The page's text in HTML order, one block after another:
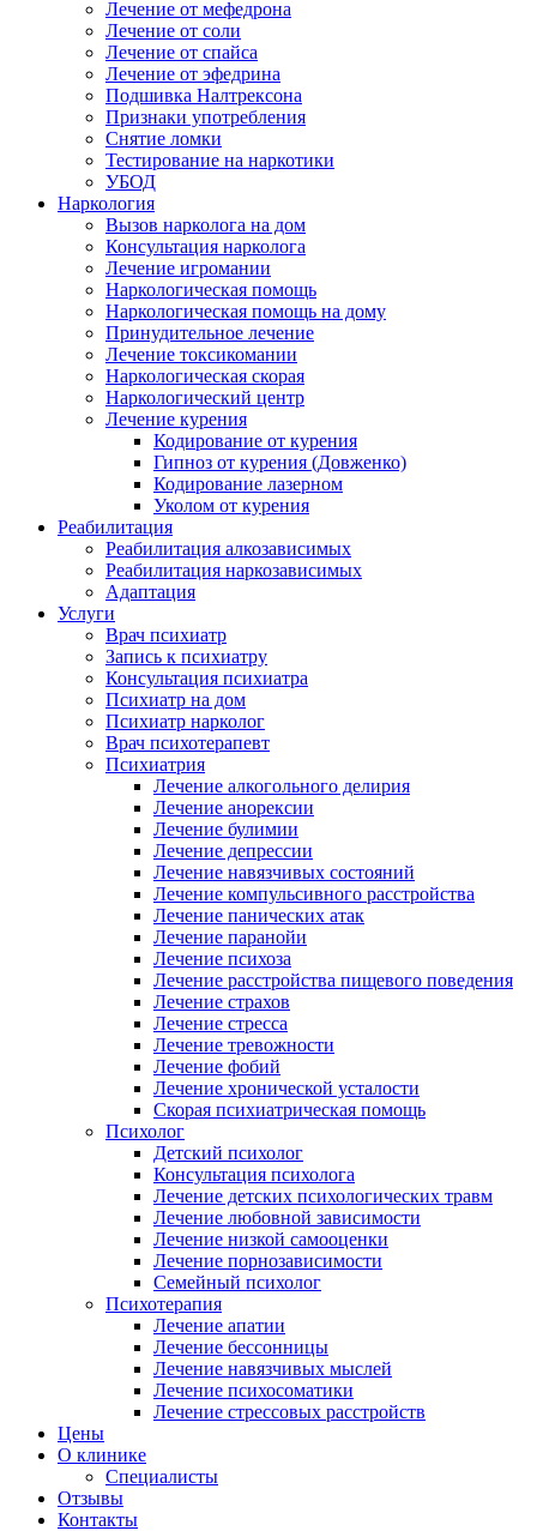
Лечение от мефедрона
Лечение от соли
Лечение от спайса
Лечение от эфедрина
Подшивка Налтрексона
Признаки употребления
Снятие ломки
Тестирование на наркотики
УБОД
Наркология
Вызов нарколога на дом
Консультация нарколога
Лечение игромании
Наркологическая помощь
Наркологическая помощь на дому
Принудительное лечение
Лечение токсикомании
Наркологическая скорая
Наркологический центр
Лечение курения
Кодирование от курения
Гипноз от курения (Довженко)
Кодирование лазерном
Уколом от курения
Реабилитация
Реабилитация алкозависимых
Реабилитация наркозависимых
Адаптация
Услуги
Врач психиатр
Запись к психиатру
Консультация психиатра
Психиатр на дом
Психиатр нарколог
Врач психотерапевт
Психиатрия
Лечение алкогольного делирия
Лечение анорексии
Лечение булимии
Лечение депрессии
Лечение навязчивых состояний
Лечение компульсивного расстройства
Лечение панических атак
Лечение паранойи
Лечение психоза
Лечение расстройства пищевого поведения
Лечение страхов
Лечение стресса
Лечение тревожности
Лечение фобий
Лечение хронической усталости
Скорая психиатрическая помощь
Психолог
Детский психолог
Консультация психолога
Лечение детских психологических травм
Лечение любовной зависимости
Лечение низкой самооценки
Лечение порнозависимости
Семейный психолог
Психотерапия
Лечение апатии
Лечение бессонницы
Лечение навязчивых мыслей
Лечение психосоматики
Лечение стрессовых расстройств
Цены
О клинике
Специалисты
Отзывы
Контакты